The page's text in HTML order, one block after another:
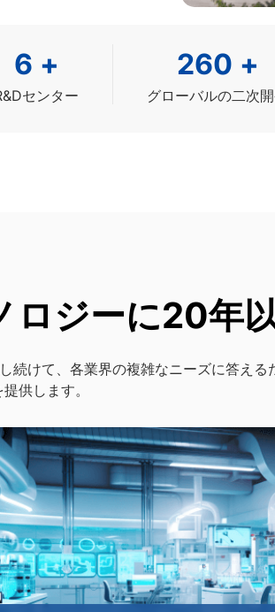
6 +
センター
260 +
グローバルの二次
ジーに20年
けて、各業界の複雑なニーズに答える
供します。